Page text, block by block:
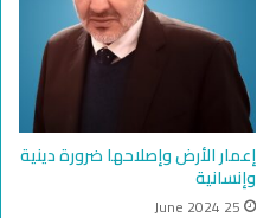
إعمار الأرض وإصلاحها ضرورة دينية
وإنسانية
25 June 2024